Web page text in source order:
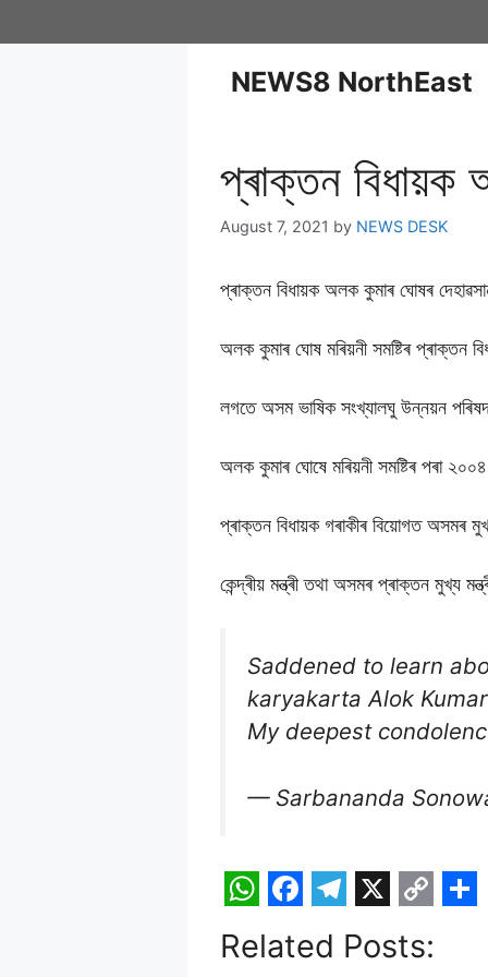
NEWS8 NorthEast
প্ৰাক্তন বিধায়ক
August 7, 2021 by NEWS DESK
প্ৰাক্তন বিধায়ক অলক কুমাৰ ঘোষৰ
অলক কুমাৰ ঘোষ মৰিয়নী সমষ্টিৰ প্ৰাক্তন
লগতে অসম ভাষিক সংখ্যালঘু উন্নয়ন পৰিষদৰ
অলক কুমাৰ ঘোষে মৰিয়নী সমষ্টিৰ পৰা ২০০৪
প্ৰাক্তন বিধায়ক গৰাকীৰ বিয়োগত অসমৰ
কেন্দ্ৰীয় মন্ত্ৰী তথা অসমৰ প্ৰাক্তন মুখ্য
Saddened to learn
karyakarta Alok
My deepest
— Sarbananda
h a e
o
Related Posts: